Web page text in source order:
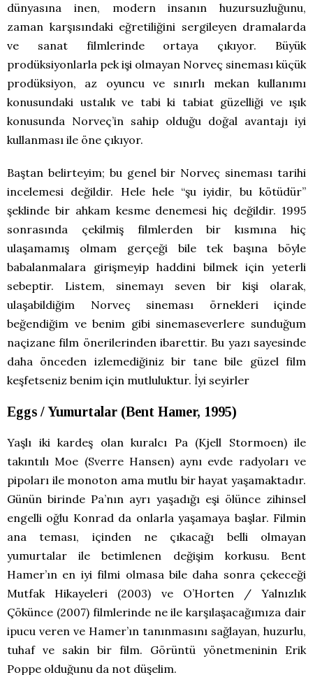
dünyasına inen, modern insanın huzursuzluğunu,
zaman karşısındaki eğretiliğini sergileyen dramalarda
ve sanat filmlerinde ortaya çıkıyor. Büyük
prodüksiyonlarla pek işi olmayan Norveç sineması küçük
prodüksiyon, az oyuncu ve sınırlı mekan kullanımı
konusundaki ustalık ve tabi ki tabiat güzelliği ve ışık
konusunda Norveç’in sahip olduğu doğal avantajı iyi
kullanması ile öne çıkıyor.
Baştan belirteyim; bu genel bir Norveç sineması tarihi
incelemesi değildir. Hele hele “şu iyidir, bu kötüdür”
şeklinde bir ahkam kesme denemesi hiç değildir. 1995
sonrasında çekilmiş filmlerden bir kısmına hiç
ulaşamamış olmam gerçeği bile tek başına böyle
babalanmalara girişmeyip haddini bilmek için yeterli
sebeptir. Listem, sinemayı seven bir kişi olarak,
ulaşabildiğim Norveç sineması örnekleri içinde
beğendiğim ve benim gibi sinemaseverlere sunduğum
naçizane film önerilerinden ibarettir. Bu yazı sayesinde
daha önceden izlemediğiniz bir tane bile güzel film
keşfetseniz benim için mutluluktur. İyi seyirler
Eggs / Yumurtalar (Bent Hamer, 1995)
Yaşlı iki kardeş olan kuralcı Pa (Kjell Stormoen) ile
takıntılı Moe (Sverre Hansen) aynı evde radyoları ve
pipoları ile monoton ama mutlu bir hayat yaşamaktadır.
Günün birinde Pa’nın ayrı yaşadığı eşi ölünce zihinsel
engelli oğlu Konrad da onlarla yaşamaya başlar. Filmin
ana teması, içinden ne çıkacağı belli olmayan
yumurtalar ile betimlenen değişim korkusu. Bent
Hamer’ın en iyi filmi olmasa bile daha sonra çekeceği
Mutfak Hikayeleri (2003) ve O’Horten / Yalnızlık
Çökünce (2007) filmlerinde ne ile karşılaşacağımıza dair
ipucu veren ve Hamer’ın tanınmasını sağlayan, huzurlu,
tuhaf ve sakin bir film. Görüntü yönetmeninin Erik
Poppe olduğunu da not düşelim.